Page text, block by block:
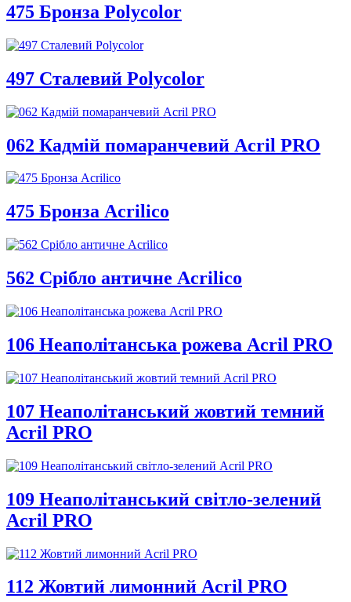
475 Бронза Polycolor
497 Сталевий Polycolor
062 Кадмій помаранчевий Acril PRO
475 Бронза Acrilico
562 Срібло античне Acrilico
106 Неаполітанська рожева Acril PRO
107 Неаполітанський жовтий темний
Acril PRO
109 Неаполітанський світло-зелений
Acril PRO
112 Жовтий лимонний Acril PRO